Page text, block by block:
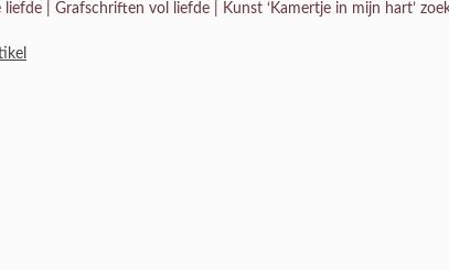
| Grafschriften vol liefde | Kunst ‘Kamertje in mijn hart’